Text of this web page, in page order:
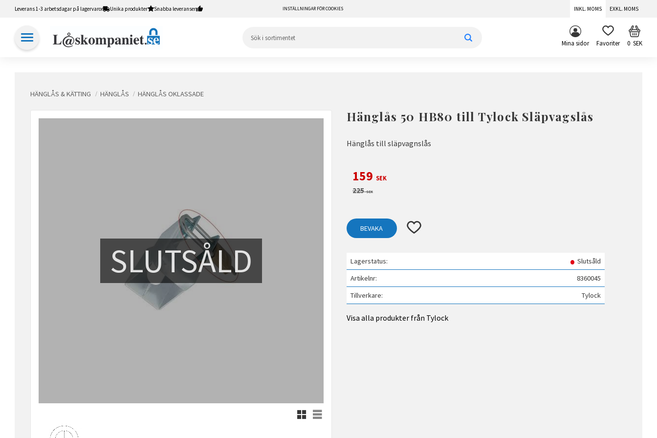
Leverans 1-3 arbetsdagar på lagervaror Unika produkter Snabba leveranser INSTÄLLNINGAR FÖR COOKIES INKL. MOMS EXKL. MOMS
Mina sidor FAVORITER 0SEK
HÄNGLÅS & KÄTTING HÄNGLÅS HÄNGLÅS OKLASSADE
Hänglås 50 HB80 till Tylock Släpvagslås
Hänglås till släpvagnslås
SLUTSÅLD
Rutnätsvy
Listvy
Nedsatt pris:
159 SEK
Ordinarie pris:
225SEK
Lägg till i favoriter
BEVAKA
Lagerstatus
Slutsåld
Artikelnr
8360045
Tillverkare
Tylock
Visa alla produkter från Tylock